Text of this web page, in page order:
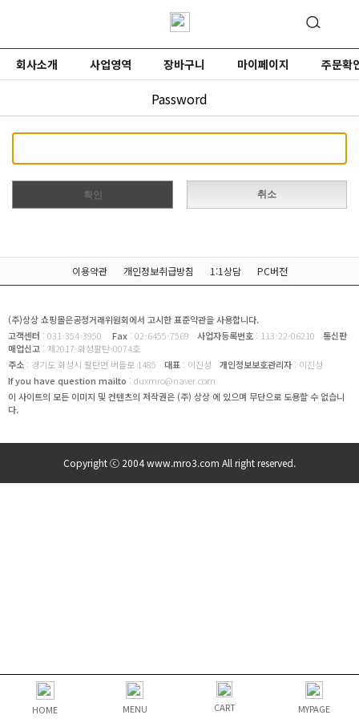
회사소개 사업영역 장바구니 마이페이지 주문확
Password
확인 취소
이용약관 개인정보취급방침 1:1상담 PC버전
(주)상상 쇼핑몰은공정거래위원회에서 고시한 표준약관을 사용합니다.
고객센터 : 031-354-3950 Fax : 02-6455-7569 사업자등록번호 : 113-22-06210
통신판
매업신고 : 제2017-화성팔탄-0074호
주소 : 경기도 화성시 팔탄면 버들로 1485 대표 : 이진성 개인정보보호관리자 : 이진성
If you have question mailto : duxmro@naver.com
이 사이트의 모든 이미지 및 컨텐츠의 저작권은 (주) 상상 에 있으며 무단으로 도용할 수 없습니
다.
Copyright ⓒ 2004 www.mro3.com All right reserved.
HOME MENU CART MYPAGE